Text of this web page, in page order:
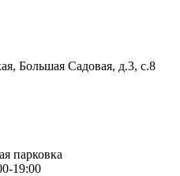
Большая Садовая, д.3, с.8
парковка
19:00